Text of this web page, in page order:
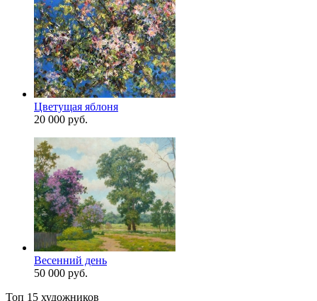
Цветущая яблоня
20 000 руб.
Весенний день
50 000 руб.
Топ 15 художников